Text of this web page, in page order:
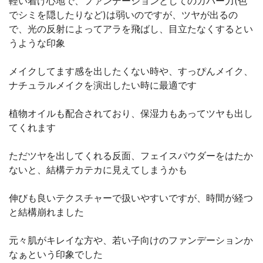
でシミを隠したりなど)は弱いのですが、ツヤが出るの
で、光の反射によってアラを飛ばし、目立たなくするとい
うような印象
メイクしてます感を出したくない時や、すっぴんメイク、
ナチュラルメイクを演出したい時に最適です
植物オイルも配合されており、保湿力もあってツヤも出し
てくれます
ただツヤを出してくれる反面、フェイスパウダーをはたか
ないと、結構テカテカに見えてしまうかも
伸びも良いテクスチャーで扱いやすいですが、時間が経つ
と結構崩れました
元々肌がキレイな方や、若い子向けのファンデーションか
なぁという印象でした